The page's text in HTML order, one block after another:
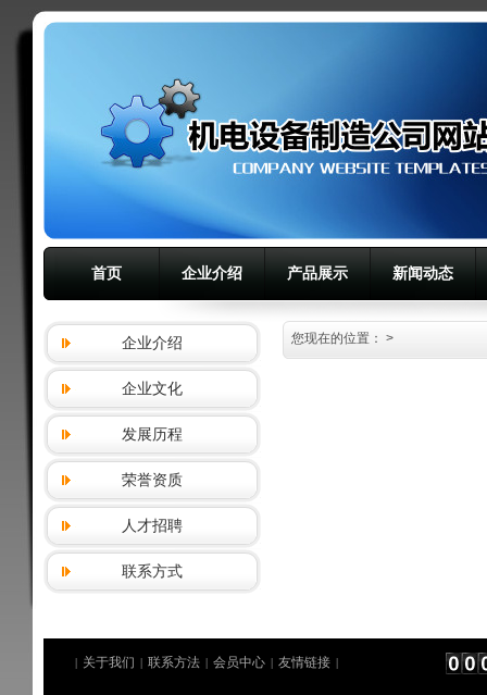
首页 企业介绍 产品展示 新闻动态
企业介绍
企业文化
发展历程
荣誉资质
人才招聘
联系方式
您现在的位置： >
| 关于我们 | 联系方法 | 会员中心 | 友情链接 |